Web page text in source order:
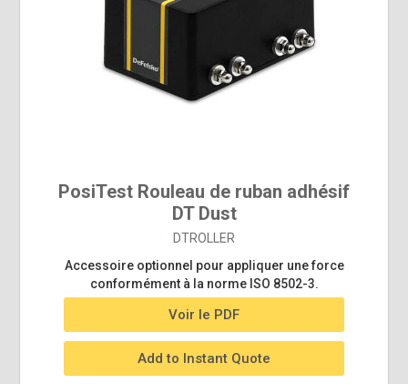
PosiTest Rouleau de ruban adhésif
DT Dust
DTROLLER
Accessoire optionnel pour appliquer une force
conformément à la norme ISO 8502-3.
Voir le PDF
Add to Instant Quote